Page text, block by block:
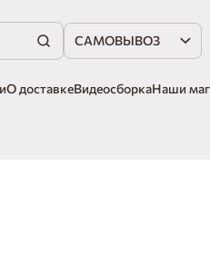
САМОВЫВОЗ
О доставкеВидеосборкаНаши